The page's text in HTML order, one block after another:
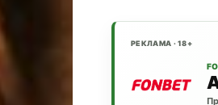
РЕКЛАМА · 18+